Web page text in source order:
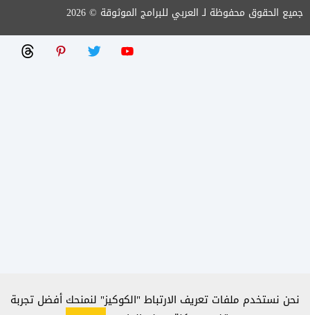
جميع الحقوق محفوظة لـ العربي للبرامج الموثوقة © 2026
نحن نستخدم ملفات تعريف الارتباط "الكوكيز" لنمنحك أفضل تجربة